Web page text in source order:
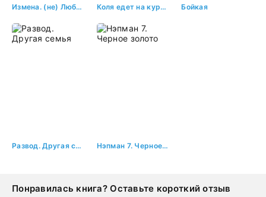
Измена. (не) Любимая жена Коля едет на курорт Бойкая
Развод. Другая семья Нэпман 7. Черное золото
Понравилась книга? Оставьте короткий отзыв